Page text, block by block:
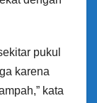
pukul
karena
kata